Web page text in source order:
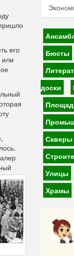
его
Бюсты
доски
Скверы
Улицы
Храмы